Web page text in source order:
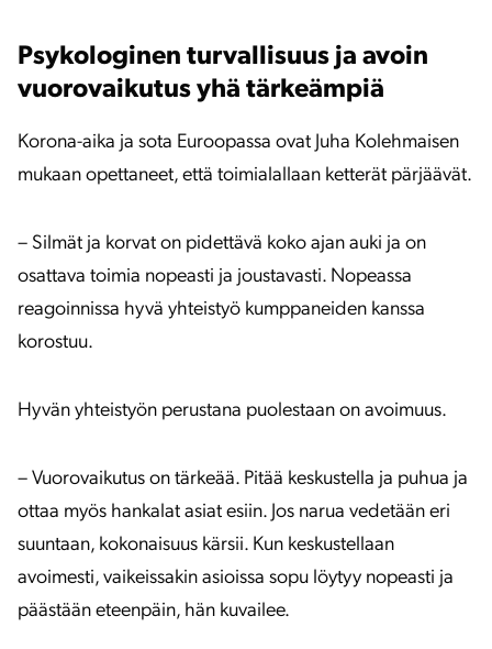
Psykologinen turvallisuus ja avoin
vuorovaikutus yhä tärkeämpiä
Korona-aika ja sota Euroopassa ovat Juha Kolehmaisen
mukaan opettaneet, että toimialallaan ketterät pärjäävät.
– Silmät ja korvat on pidettävä koko ajan auki ja on
osattava toimia nopeasti ja joustavasti. Nopeassa
reagoinnissa hyvä yhteistyö kumppaneiden kanssa
korostuu.
Hyvän yhteistyön perustana puolestaan on avoimuus.
– Vuorovaikutus on tärkeää. Pitää keskustella ja puhua ja
ottaa myös hankalat asiat esiin. Jos narua vedetään eri
suuntaan, kokonaisuus kärsii. Kun keskustellaan
avoimesti, vaikeissakin asioissa sopu löytyy nopeasti ja
päästään eteenpäin, hän kuvailee.